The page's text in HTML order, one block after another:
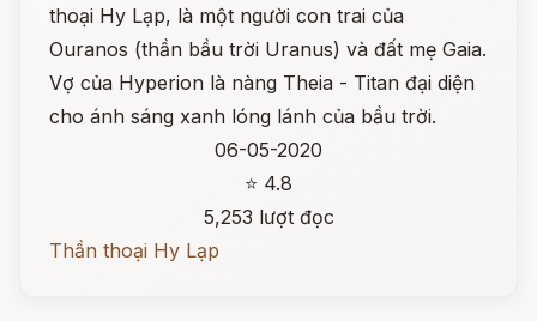
thoại Hy Lạp, là một người con trai của
Ouranos (thần bầu trời Uranus) và đất mẹ Gaia.
Vợ của Hyperion là nàng Theia - Titan đại diện
cho ánh sáng xanh lóng lánh của bầu trời.
06-05-2020
⭐ 4.8
5,253 lượt đọc
Thần thoại Hy Lạp